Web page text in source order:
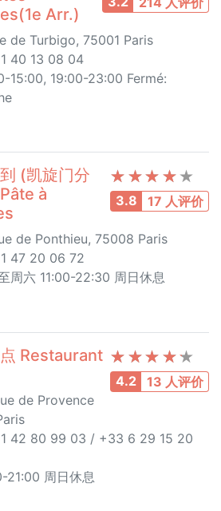
Arr.)
de Turbigo, 75001 Paris
40 13 08 04
15:00, 19:00-23:00 Fermé:
3.8 17 人评价
(凯旋门分
à
de Ponthieu, 75008 Paris
47 20 06 72
周六 11:00-22:30 周日休息
4.2 13 人评价
Restaurant
de Provence
42 80 99 03 / +33 6 29 15 20
21:00 周日休息